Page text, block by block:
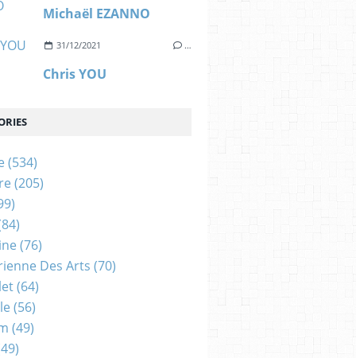
Michaël EZANNO
31/12/2021 …
Chris YOU
(534)
(205)
(76)
Des Arts (70)
(64)
(56)
(49)